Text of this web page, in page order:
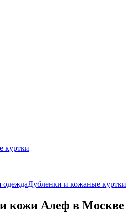
куртки
одеждаДубленки и кожаные куртки
кожи Алеф в Москве